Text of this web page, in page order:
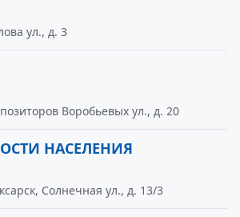
ул., д. 3
Воробьевых ул., д. 20
НАСЕЛЕНИЯ
Солнечная ул., д. 13/3